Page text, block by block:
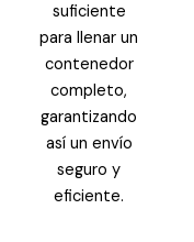
suficiente
para llenar un
contenedor
completo,
garantizando
así un envío
seguro y
eficiente.